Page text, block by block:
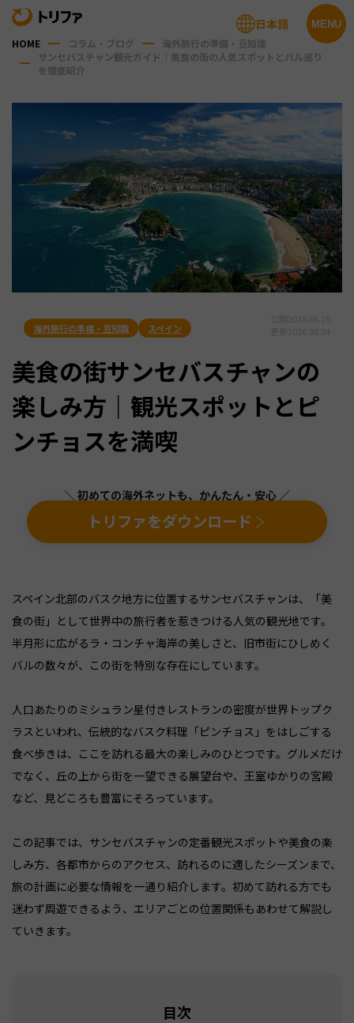
MENU
日本語
HOME コラム・ブログ
海外旅行の準備・豆知識
サンセバスチャン観光ガイド｜美食の街の人気スポットとバル巡り
を徹底紹介
海外旅行の準備・豆知識 スペイン
美食の街サンセバスチャンの
楽しみ方｜観光スポットとピ
ンチョスを満喫
＼ 初めての海外ネットも、かんたん・安心 ／
トリファをダウンロード
スペイン北部のバスク地方に位置するサンセバスチャンは、「美
食の街」として世界中の旅行者を惹きつける人気の観光地です。
半月形に広がるラ・コンチャ海岸の美しさと、旧市街にひしめく
バルの数々が、この街を特別な存在にしています。
人口あたりのミシュラン星付きレストランの密度が世界トップク
ラスといわれ、伝統的なバスク料理「ピンチョス」をはしごする
食べ歩きは、ここを訪れる最大の楽しみのひとつです。グルメだけ
でなく、丘の上から街を一望できる展望台や、王室ゆかりの宮殿
など、見どころも豊富にそろっています。
この記事では、サンセバスチャンの定番観光スポットや美食の楽
しみ方、各都市からのアクセス、訪れるのに適したシーズンまで、
旅の計画に必要な情報を一通り紹介します。初めて訪れる方でも
迷わず周遊できるよう、エリアごとの位置関係もあわせて解説し
ていきます。
目次